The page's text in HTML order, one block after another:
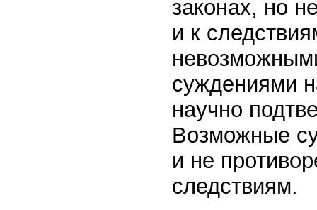
законах, но
и к
суждениями
научно
Возможные
и не
следствиям.